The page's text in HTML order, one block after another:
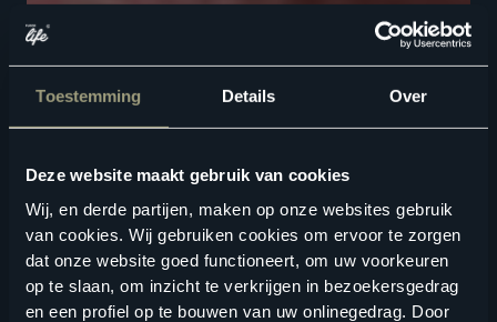
Toestemming Details Over
Deze website maakt gebruik van cookies
Wij, en derde partijen, maken op onze websites gebruik
van cookies. Wij gebruiken cookies om ervoor te zorgen
dat onze website goed functioneert, om uw voorkeuren
op te slaan, om inzicht te verkrijgen in bezoekersgedrag
en een profiel op te bouwen van uw onlinegedrag. Door